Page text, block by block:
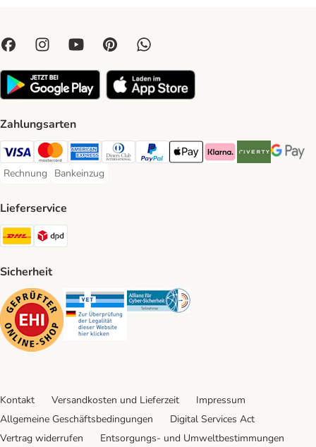
Zahlungsarten
Visa Payment Method
Mastercard Payment Method
American Express Payment Method
Diners Club Payment Method
PayPal Payment Method
Apple Pay Payment Method
Klarna Payment Method
Riverty Payment
Google
Rechnung
Rechnung Payment Method
Bankeinzug
Bankeinzug Payment Method
Lieferservice
DHL Shipping Method
Sicherheit
Security Security Security
Kontakt Versandkosten und Lieferzeit
Impressum
Allgemeine Geschäftsbedingungen
Digital Services Act
Vertrag widerrufen
Entsorgungs- und Umweltbestimmungen